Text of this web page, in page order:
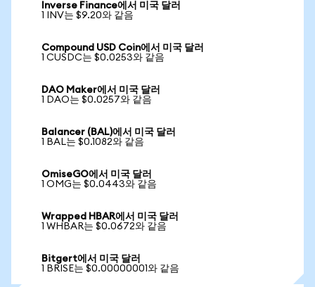
Inverse Finance에서 미국 달러
1 INV는 $9.20와 같음
Compound USD Coin에서 미국 달러
1 CUSDC는 $0.0253와 같음
DAO Maker에서 미국 달러
1 DAO는 $0.0257와 같음
Balancer (BAL)에서 미국 달러
1 BAL는 $0.1082와 같음
OmiseGO에서 미국 달러
1 OMG는 $0.0443와 같음
Wrapped HBAR에서 미국 달러
1 WHBAR는 $0.0672와 같음
Bitgert에서 미국 달러
1 BRISE는 $0.00000001와 같음